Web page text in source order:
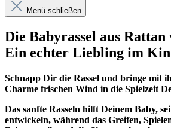
Menü schließen
Die Babyrassel aus Rattan
Ein echter Liebling im
Schnapp Dir die Rassel und bringe mit
Charme frischen Wind in die Spielzeit
Das sanfte Rasseln hilft Deinem Baby,
entwickeln, während das Greifen,